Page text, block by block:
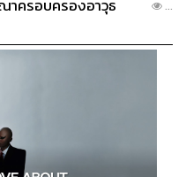
ครอบครองอาวุธ
...